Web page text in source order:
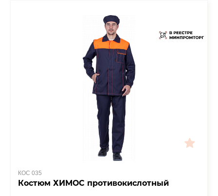
КОС 035
Костюм ХИМОС противокислотный